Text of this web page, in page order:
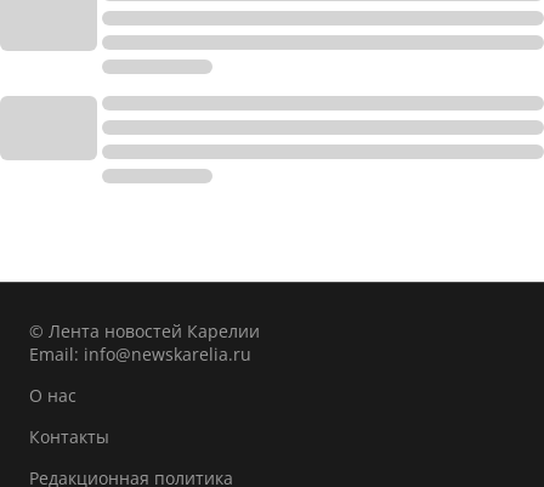
© Лента новостей Карелии
Email: info@newskarelia.ru
О нас
Контакты
Редакционная политика